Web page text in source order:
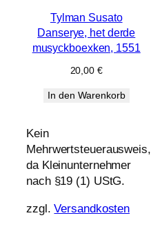
Tylman Susato
Danserye, het derde
musyckboexken, 1551
20,00 €
In den Warenkorb
Kein
Mehrwertsteuerausweis,
da Kleinunternehmer
nach §19 (1) UStG.
zzgl.Versandkosten